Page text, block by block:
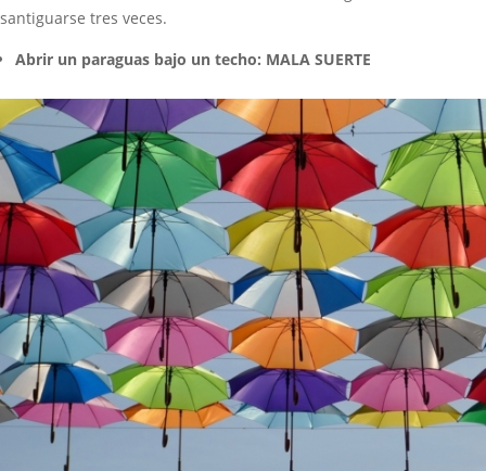
santiguarse tres veces.
Abrir un paraguas bajo un techo: MALA SUERTE